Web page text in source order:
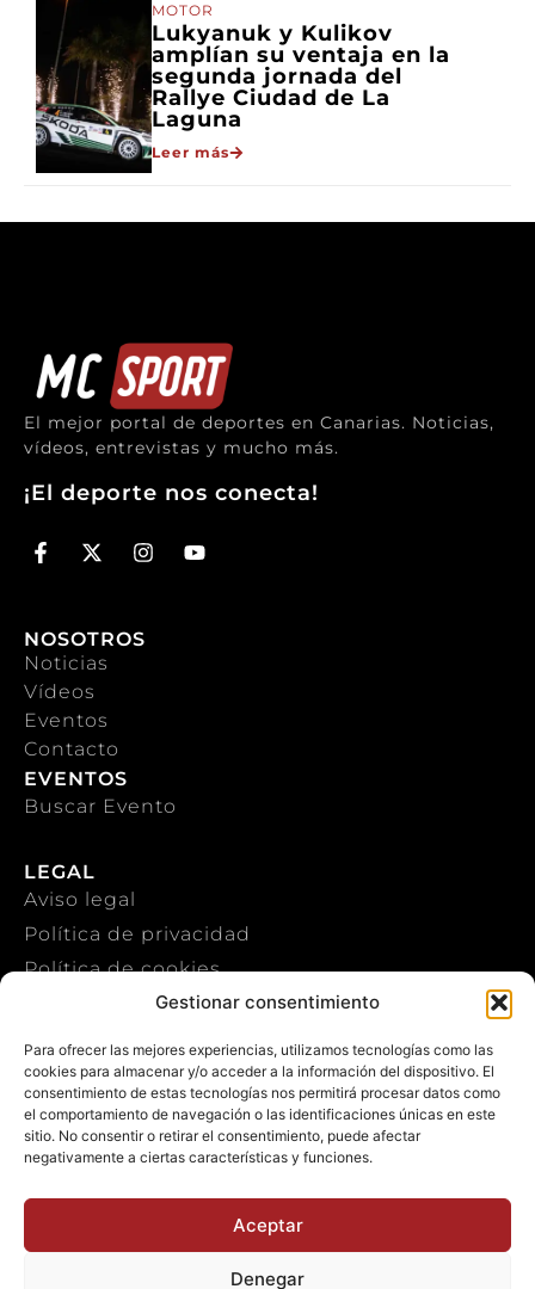
Gestionar consentimiento
Para ofrecer las mejores experiencias, utilizamos tecnologías como las
cookies para almacenar y/o acceder a la información del dispositivo. El
consentimiento de estas tecnologías nos permitirá procesar datos como
el comportamiento de navegación o las identificaciones únicas en este
sitio. No consentir o retirar el consentimiento, puede afectar
negativamente a ciertas características y funciones.
Aceptar
Denegar
MOTOR
Lukyanuk y Kulikov
amplían su ventaja en la
segunda jornada del
Rallye Ciudad de La
Laguna
Leer más
El mejor portal de deportes en Canarias. Noticias,
vídeos, entrevistas y mucho más.
¡El deporte nos conecta!
NOSOTROS
Noticias
Vídeos
Eventos
Contacto
EVENTOS
Buscar Evento
LEGAL
Aviso legal
Política de privacidad
Política de cookies
+34 922 303 191
+34 651 786 532
info@macaronesiasport.com
Trabaja con nosotros